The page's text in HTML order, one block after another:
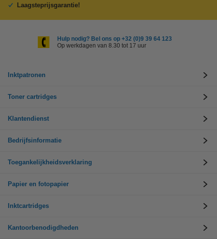
Laagsteprijsgarantie!
Hulp nodig? Bel ons op +32 (0)9 39 64 123
Op werkdagen van 8.30 tot 17 uur
Inktpatronen
Toner cartridges
Klantendienst
Bedrijfsinformatie
Toegankelijkheidsverklaring
Papier en fotopapier
Inktcartridges
Kantoorbenodigdheden